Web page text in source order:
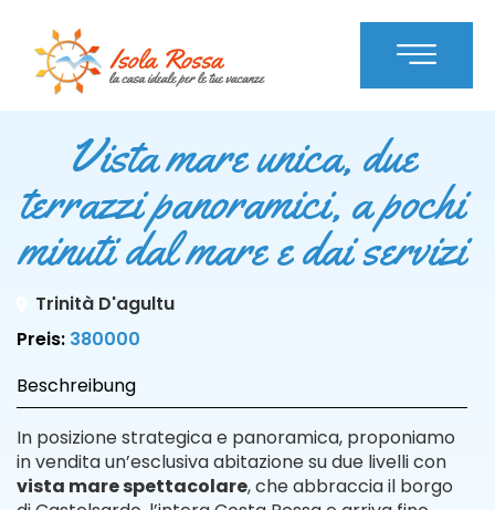
Vista mare unica, due
terrazzi panoramici, a pochi
minuti dal mare e dai servizi
Trinità D'agultu
Preis: 380000
Beschreibung
In posizione strategica e panoramica, proponiamo
in vendita un’esclusiva abitazione su due livelli con
vista mare spettacolare, che abbraccia il borgo